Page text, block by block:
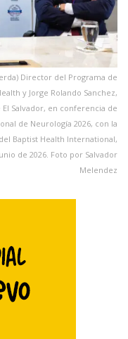
Director del Programa de
y Jorge Rolando Sanchez,
Salvador, en conferencia de
de Neurología 2026, con la
Baptist Health International,
de 2026. Foto por Salvador
Melendez